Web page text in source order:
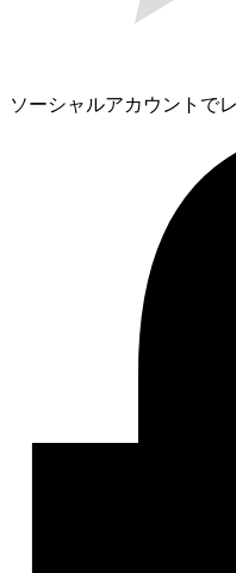
ソーシャルアカウントで